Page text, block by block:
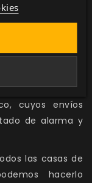
en casa y
Nosolorol.Si estás
y quieres
comprometida
también
bien sea en
cuyos envíos
de alarma y
las casas de
hacerlo